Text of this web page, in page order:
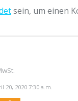
sein, um einen
20, 2020 7:30 a.m.